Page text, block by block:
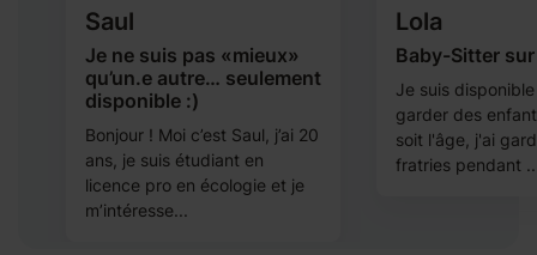
Saul
Je ne suis pas «mieux»
qu’un.e autre… seulement
disponible :)
Bonjour ! Moi c’est Saul, j’ai 20
ans, je suis étudiant en
licence pro en écologie et je
m’intéresse...
Lola
Baby-Sitter sur
Je suis
garder des
soit l'âge, j'ai
fratries pendant